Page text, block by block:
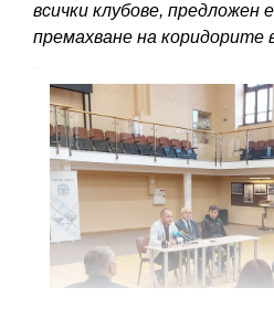
всички клубове, предложен
премахване на коридорите